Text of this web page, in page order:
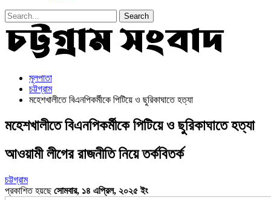
মূলপাতা
চট্টগ্রাম
মহেশখালীতে বিএনপিকর্মীকে পিটিয়ে ও ছুরিকাঘাতে হত্যা
মহেশখালীতে বিএনপিকর্মীকে পিটিয়ে ও ছুরিকাঘাতে হত্যা
আওয়ামী লীগের রাজনীতি নিয়ে তর্কবিতর্ক
চট্টগ্রাম
প্রকাশিত হয়ছেসোমবার, ১৪ এপ্রিল, ২০২৫ ইং